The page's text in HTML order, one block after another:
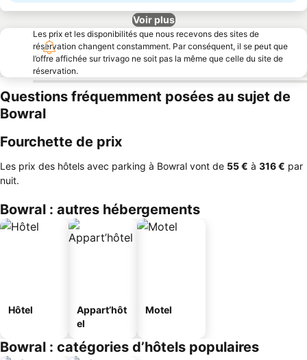
Voir plus
Les prix et les disponibilités que nous recevons des sites de
réservation changent constamment. Par conséquent, il se peut que
l’offre affichée sur trivago ne soit pas la même que celle du site de
réservation.
Questions fréquemment posées au sujet de
Bowral
Fourchette de prix
Les prix des hôtels avec parking à Bowral vont de ‎55 € à ‎316 € par
nuit.
Bowral : autres hébergements
Hôtel
Appart’hôt
el
Motel
Bowral : catégories d’hôtels populaires